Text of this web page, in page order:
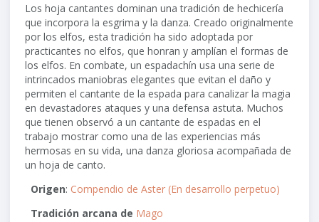
Los hoja cantantes dominan una tradición de hechicería
que incorpora la esgrima y la danza. Creado originalmente
por los elfos, esta tradición ha sido adoptada por
practicantes no elfos, que honran y amplían el formas de
los elfos. En combate, un espadachín usa una serie de
intrincados maniobras elegantes que evitan el daño y
permiten el cantante de la espada para canalizar la magia
en devastadores ataques y una defensa astuta. Muchos
que tienen observó a un cantante de espadas en el
trabajo mostrar como una de las experiencias más
hermosas en su vida, una danza gloriosa acompañada de
un hoja de canto.
Origen: Compendio de Aster (En desarrollo perpetuo)
Tradición arcana de Mago